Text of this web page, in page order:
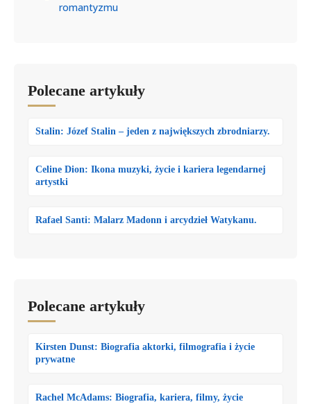
romantyzmu
Polecane artykuły
Stalin: Józef Stalin – jeden z największych zbrodniarzy.
Celine Dion: Ikona muzyki, życie i kariera legendarnej
artystki
Rafael Santi: Malarz Madonn i arcydzieł Watykanu.
Polecane artykuły
Kirsten Dunst: Biografia aktorki, filmografia i życie
prywatne
Rachel McAdams: Biografia, kariera, filmy, życie